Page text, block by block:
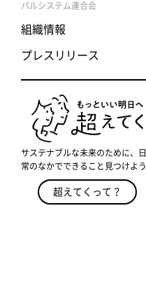
パルシステム連合会
組織情報
プレスリリース
サステナブルな未来のために、日
常のなかでできること見つけよう
超えてくって？